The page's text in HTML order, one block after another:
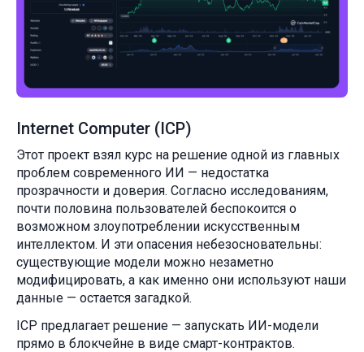
Internet Computer (ICP)
Этот проект взял курс на решение одной из главных
проблем современного ИИ — недостатка
прозрачности и доверия. Согласно исследованиям,
почти половина пользователей беспокоится о
возможном злоупотреблении искусственным
интеллектом. И эти опасения небезосновательны:
существующие модели можно незаметно
модифицировать, а как именно они используют наши
данные — остается загадкой.
ICP предлагает решение — запускать ИИ-модели
прямо в блокчейне в виде смарт-контрактов.